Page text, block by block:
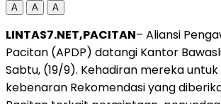
A A A
LINTAS7.NET,PACITAN– Aliansi
Pacitan (APDP) datangi Kantor
Sabtu, (19/9). Kehadiran mereka
kebenaran Rekomendasi yang